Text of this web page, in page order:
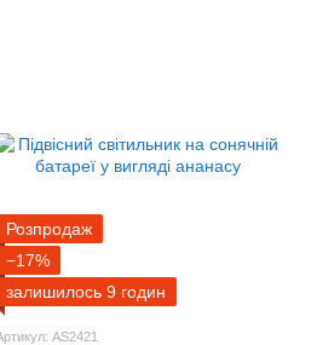
Розпродаж
−17%
залишилось 9 годин
AS2421